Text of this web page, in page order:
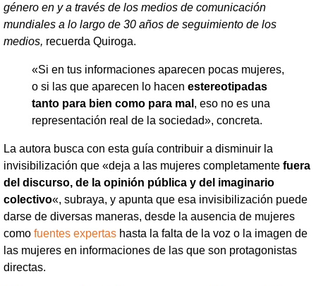
género en y a través de los medios de comunicación
mundiales a lo largo de 30 años de seguimiento de los
medios, recuerda Quiroga.
«Si en tus informaciones aparecen pocas mujeres,
o si las que aparecen lo hacen estereotipadas
tanto para bien como para mal , eso no es una
representación real de la sociedad», concreta.
La autora busca con esta guía contribuir a disminuir la
invisibilización que «deja a las mujeres completamente fuera
del discurso, de la opinión pública y del imaginario
colectivo«, subraya, y apunta que esa invisibilización puede
darse de diversas maneras, desde la ausencia de mujeres
como fuentes expertas hasta la falta de la voz o la imagen de
las mujeres en informaciones de las que son protagonistas
directas.